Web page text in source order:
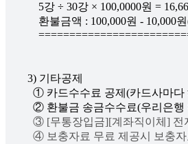
5강 ÷ 30강 × 100,0000원 =
환불금액 : 100,000원 -
   3) 기타공제
① 카드수수료 공제(카드사마
② 환불금 송금수수료(우리은행
③ [무통장입금][계좌직이체] 전
④ 보충자료 무료 제공시 보충